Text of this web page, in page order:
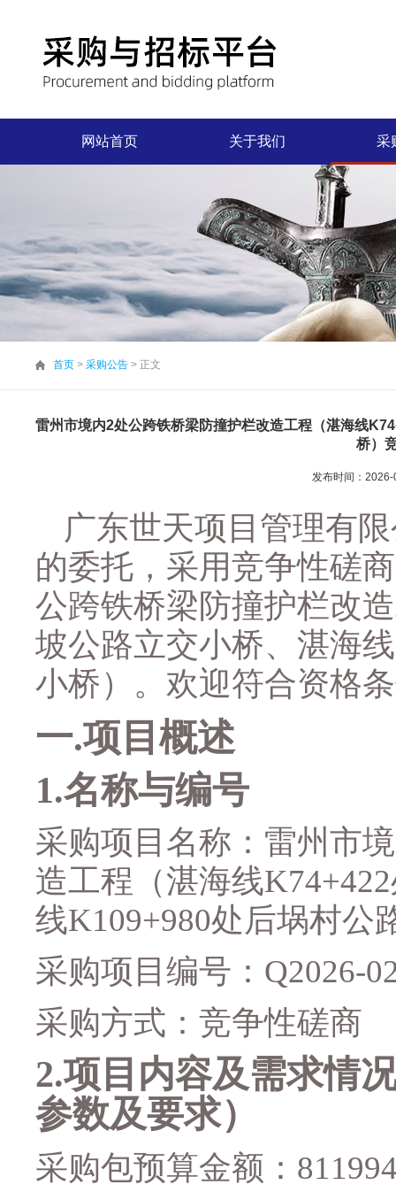
网站首页 关于我们 采
首页 > 采购公告 > 正文
雷州市境内2处公跨铁桥梁防撞护栏改造工程（湛海线
桥）
发布时间：
广东世天项目管理有
的委托，采用竞争性磋
公跨铁桥梁防撞护栏改
坡公路立交小桥、湛海线
小桥） 。欢迎符合资格
一.项目概述
1.名称与编号
采购项目名称： 雷州市
造工程（湛海线K74+422
线K109+980处后埚村公
采购项目编号： Q2026-
采购方式：竞争性磋商
2.项目内容及需求情
参数及要求）
采购包预算金额：